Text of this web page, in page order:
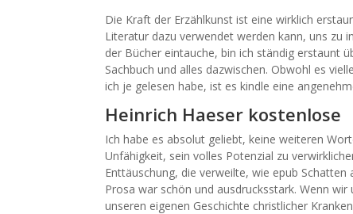
Die Kraft der Erzählkunst ist eine wirklich
Literatur dazu verwendet werden kann, uns zu
der Bücher eintauche, bin ich ständig erstaunt
Sachbuch und alles dazwischen. Obwohl es
ich je gelesen habe, ist es kindle eine
Heinrich Haeser kostenlose
Ich habe es absolut geliebt, keine weiteren
Unfähigkeit, sein volles Potenzial zu
Enttäuschung, die verweilte, wie epub
Prosa war schön und ausdrucksstark. Wenn
unseren eigenen Geschichte christlicher